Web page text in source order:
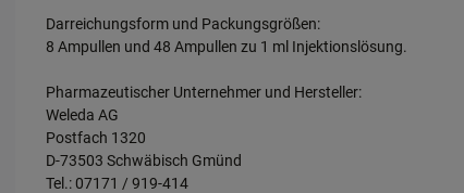
Darreichungsform und Packungsgrößen:
8 Ampullen und 48 Ampullen zu 1 ml Injektionslösung.
Pharmazeutischer Unternehmer und Hersteller:
Weleda AG
Postfach 1320
D-73503 Schwäbisch Gmünd
Tel.: 07171 / 919-414